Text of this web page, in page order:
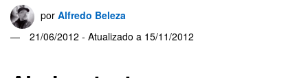
por Alfredo Beleza
21/06/2012 - Atualizado a 15/11/2012